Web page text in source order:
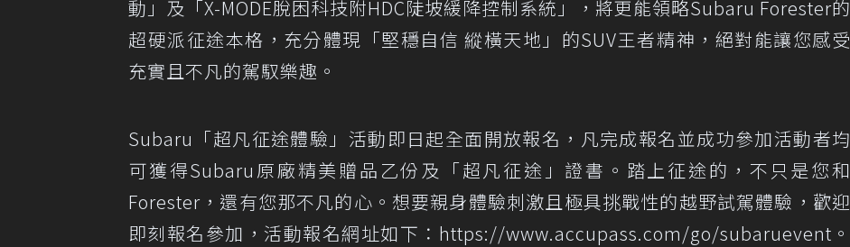
動」及「X-MODE脫困科技附HDC陡坡緩降控制系統」，將更能領略Subaru Forester的
超硬派征途本格，充分體現「堅穩自信 縱橫天地」的SUV王者精神，絕對能讓您感受
充實且不凡的駕馭樂趣。
Subaru「超凡征途體驗」活動即日起全面開放報名，凡完成報名並成功參加活動者均
可獲得Subaru原廠精美贈品乙份及「超凡征途」證書。踏上征途的，不只是您和
Forester，還有您那不凡的心。想要親身體驗刺激且極具挑戰性的越野試駕體驗，歡迎
即刻報名參加，活動報名網址如下： https://www.accupass.com/go/subaruevent 。